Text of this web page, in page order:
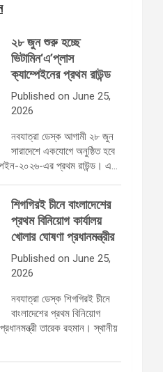
২৮ জুন শুরু হচ্ছে
ভিটামিন‘এ’প্লাস
ক্যাম্পেইনের প্রথম রাউন্ড
Published on June 25,
2026
নবযাত্রা ডেস্ক আগামী ২৮ জুন
সারাদেশে একযোগে অনুষ্ঠিত হবে
২০২৬-এর প্রথম রাউন্ড। এ…
শিগগিরই চীনে বাংলাদেশের
প্রথম বিনিয়োগ কার্যালয়
খোলার ঘোষণা প্রধানমন্ত্রীর
Published on June 25,
2026
নবযাত্রা ডেস্ক শিগগিরই চীনে
বাংলাদেশের প্রথম বিনিয়োগ
তারেক রহমান। স্থানীয়